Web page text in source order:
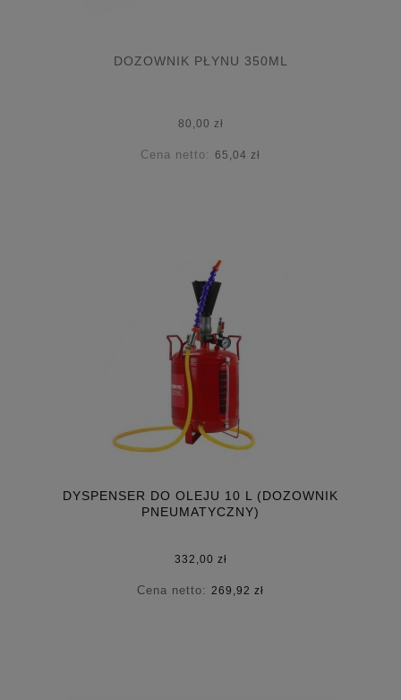
DOZOWNIK PŁYNU 350ML
80,00 zł
Cena netto: 65,04 zł
DYSPENSER DO OLEJU 10 L (DOZOWNIK
PNEUMATYCZNY)
332,00 zł
Cena netto: 269,92 zł